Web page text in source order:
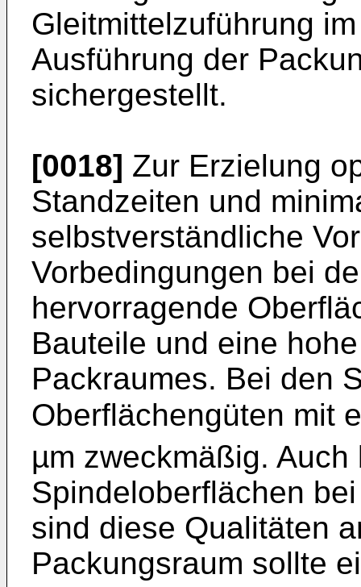
Gleitmittelzuführung
Ausführung der
sichergestellt.
[0018] Zur Erzielung
Standzeiten und
selbstverständliche
Vorbedingungen bei
hervorragende
Bauteile und eine
Packraumes. Bei den
Oberflächengüten mit
µm zweckmäßig.
Spindeloberflächen
sind diese Qualitäten
Packungsraum sollte